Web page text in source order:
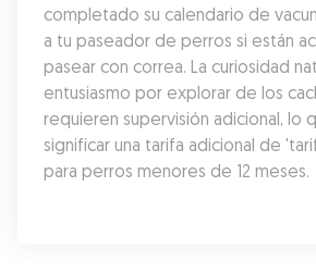
completado su calendario de
a tu paseador de perros si están
pasear con correa. La curiosidad
entusiasmo por explorar de los
requieren supervisión adicional, lo
significar una tarifa adicional de
para perros menores de 12 meses.